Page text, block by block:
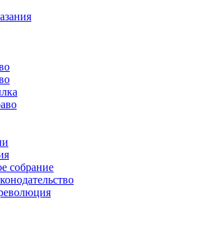
собрание